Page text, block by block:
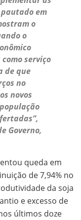
em
o
o
serviço
de que
no
novos
Governo,
queda em
de 7,94% no
da soja
e excesso de
últimos doze